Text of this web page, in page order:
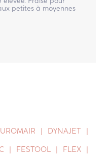
petites à moyennes
DYNAJET
FESTOOL
FLEX